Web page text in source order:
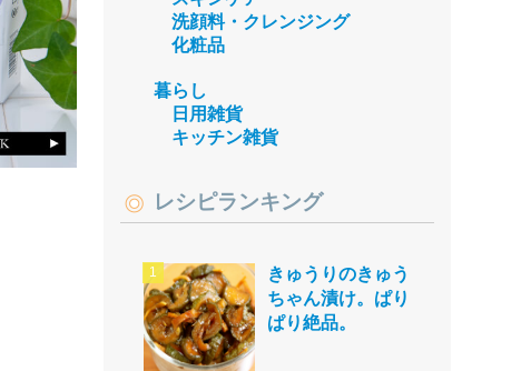
洗顔料・クレンジング
化粧品
暮らし
日用雑貨
キッチン雑貨
レシピランキング
きゅうりのきゅう
ちゃん漬け。ぱり
ぱり絶品。